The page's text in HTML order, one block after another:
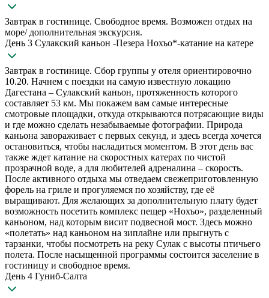
Завтрак в гостинице. Свободное время. Возможен отдых на
море/ дополнительная экскурсия.
День 3 Сулакский каньон -Пезера Нохъо*-катание на катере
Завтрак в гостинице. Сбор группы у отеля ориентировочно
10.20. Начнем с поездки на самую известную локацию
Дагестана – Сулакский каньон, протяженность которого
составляет 53 км. Мы покажем вам самые интересные
смотровые площадки, откуда открываются потрясающие виды
и где можно сделать незабываемые фотографии. Природа
каньона завораживает с первых секунд, и здесь всегда хочется
остановиться, чтобы насладиться моментом. В этот день вас
также ждет катание на скоростных катерах по чистой
прозрачной воде, а для любителей адреналина – скорость.
После активного отдыха мы отведаем свежеприготовленную
форель на гриле и прогуляемся по хозяйству, где её
выращивают. Для желающих за дополнительную плату будет
возможность посетить комплекс пещер «Нохъо», разделенный
каньоном, над которым висит подвесной мост. Здесь можно
«полетать» над каньоном на зиплайне или прыгнуть с
тарзанки, чтобы посмотреть на реку Сулак с высоты птичьего
полета. После насыщенной программы состоится заселение в
гостиницу и свободное время.
День 4 Гуниб-Салта